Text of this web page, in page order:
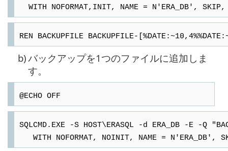
WITH NOFORMAT,INIT, NAME = N'ERA_DB', SKIP,
REN BACKUPFILE BACKUPFILE-
b)バックアップを1つのファイルに追加しま
す。
@ECHO OFF
SQLCMD.EXE -S HOST\ERASQL -d ERA_DB -E -Q
WITH NOFORMAT, NOINIT, NAME = N'ERA_DB',